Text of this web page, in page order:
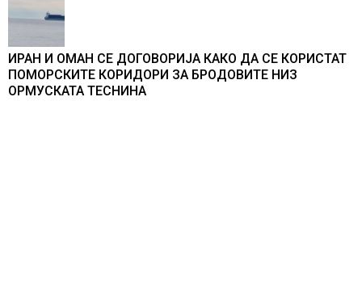
ИРАН И ОМАН СЕ ДОГОВОРИЈА КАКО ДА СЕ КОРИСТАТ
ПОМОРСКИТЕ КОРИДОРИ ЗА БРОДОВИТЕ НИЗ
ОРМУСКАТА ТЕСНИНА